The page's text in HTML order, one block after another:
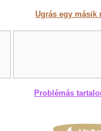
Ugrás egy másik
Problémás